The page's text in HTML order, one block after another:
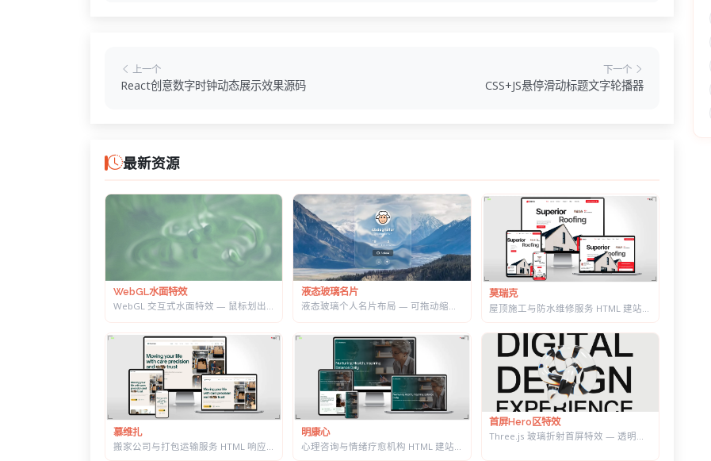
上一个
React创意数字时钟动态展示效果源码
下一个
CSS+JS悬停滑动标题文字轮播器
最新资源
WebGL水面特效
WebGL 交互式水面特效 — 鼠标划出真实涟漪，带焦散光斑和五套水景预设
液态玻璃名片
莫瑞克
慕维扎
搬家公司与打包运输服务 HTML 响应式建站模板 | 首屏内置在线估价表单
明康心
心理咨询与情绪疗愈机构 HTML 建站模板 | 个体咨询/家庭治疗/正念课程网站专用
首屏Hero区特效
Three.js 玻璃折射首屏特效 — 透明扭结体扭曲大标题，随鼠标转动